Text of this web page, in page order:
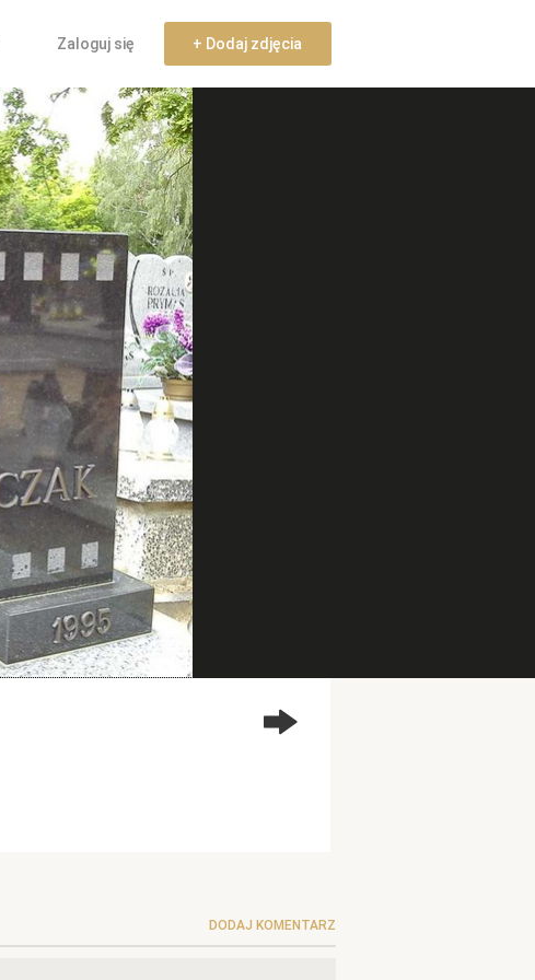
Zaloguj się + Dodaj zdjęcia
DODAJ KOMENTARZ